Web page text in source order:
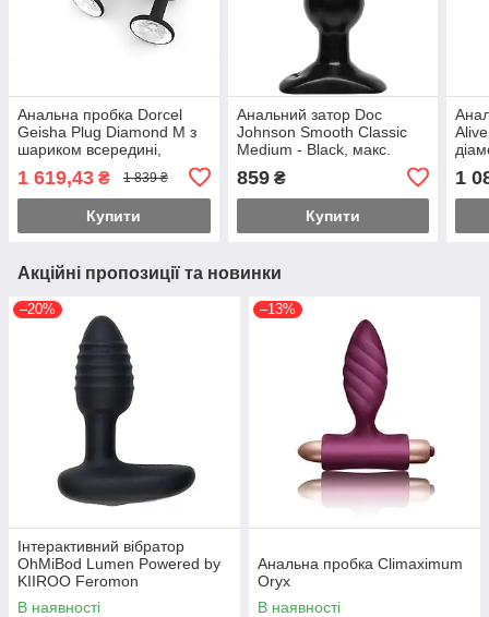
Анальна пробка Dorcel
Geisha Plug Diamond M з
шариком всередині,
діаметр 3,2см Feromon
1 619,43 ₴ 1 839 ₴
Купити
Анальний затор Doc
Johnson Smooth Classic
Medium - Black, макс.
859₴
Купити
1
Акційні пропозиції та новинки
–20%
Інтерактивний вібратор
OhMiBod Lumen Powered by
KIIROO Feromon
В наявності
–13%
Анальна пробка Climaximum
Oryx
В наявності